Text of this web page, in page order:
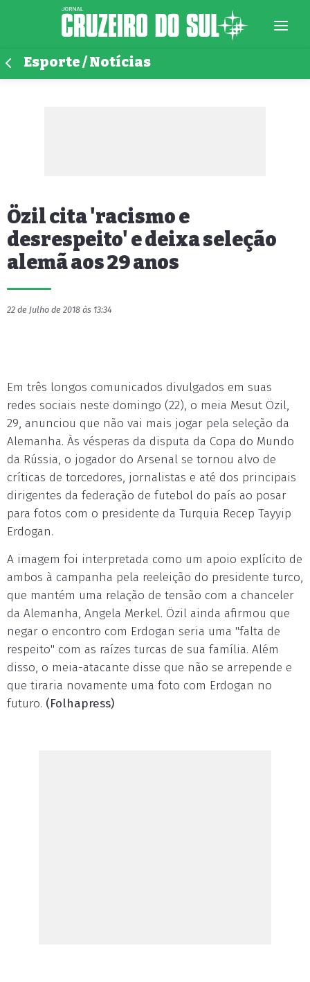
Esporte / Notícias
Özil cita 'racismo e
desrespeito' e deixa seleção
alemã aos 29 anos
22 de Julho de 2018 às 13:34
Em três longos comunicados divulgados em suas
redes sociais neste domingo (22), o meia Mesut Özil,
29, anunciou que não vai mais jogar pela seleção da
Alemanha. Às vésperas da disputa da Copa do Mundo
da Rússia, o jogador do Arsenal se tornou alvo de
críticas de torcedores, jornalistas e até dos principais
dirigentes da federação de futebol do país ao posar
para fotos com o presidente da Turquia Recep Tayyip
Erdogan.
A imagem foi interpretada como um apoio explícito de
ambos à campanha pela reeleição do presidente turco,
que mantém uma relação de tensão com a chanceler
da Alemanha, Angela Merkel. Özil ainda afirmou que
negar o encontro com Erdogan seria uma "falta de
respeito" com as raízes turcas de sua família. Além
disso, o meia-atacante disse que não se arrepende e
que tiraria novamente uma foto com Erdogan no
futuro. (Folhapress)